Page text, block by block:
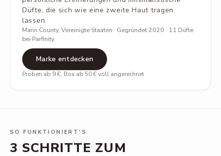
Düfte, die sich wie eine zweite Haut tragen
lassen.
Marin County, Vereinigte Staaten · Gegründet 2020 · 11 Düfte
bei Parfinity
Marke entdecken
Proben ab 9 €, Box ab 50 € voll angerechnet
SO FUNKTIONIERT'S
3 SCHRITTE ZUM